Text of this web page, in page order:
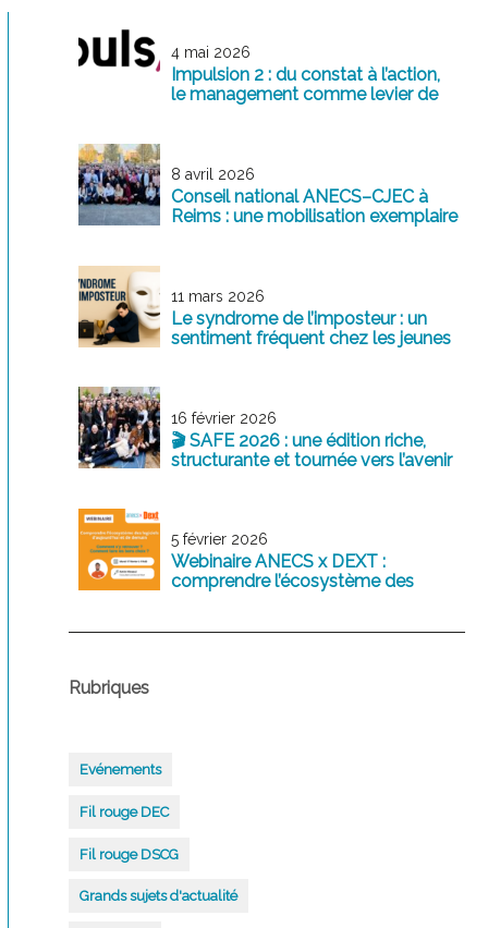
4 mai 2026
Impulsion 2 : du constat à l’action,
le management comme levier de
8 avril 2026
Conseil national ANECS–CJEC à
Reims : une mobilisation exemplaire
11 mars 2026
Le syndrome de l’imposteur : un
sentiment fréquent chez les jeunes
16 février 2026
🎬 SAFE 2026 : une édition riche,
structurante et tournée vers l’avenir
5 février 2026
Webinaire ANECS x DEXT :
comprendre l’écosystème des
Rubriques
Evénements
Fil rouge DEC
Fil rouge DSCG
Grands sujets d'actualité